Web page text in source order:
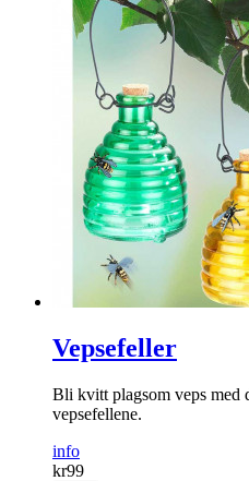
Vepsefeller
Bli kvitt plagsom veps med
vepsefellene.
info
kr99